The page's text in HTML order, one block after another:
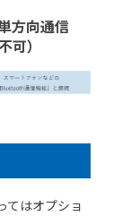
方向通信
可）
てはオプショ